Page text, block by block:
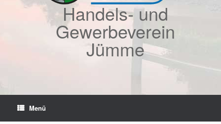
Handels- und
Gewerbeverein
Jümme
Menü